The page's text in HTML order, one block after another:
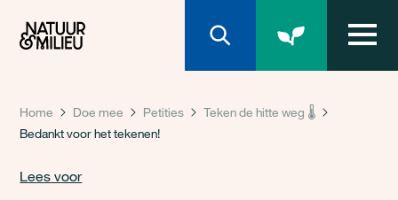
Home Doe mee Petities
Teken de hitte weg 🌡️
Bedankt voor het tekenen!
Lees voor